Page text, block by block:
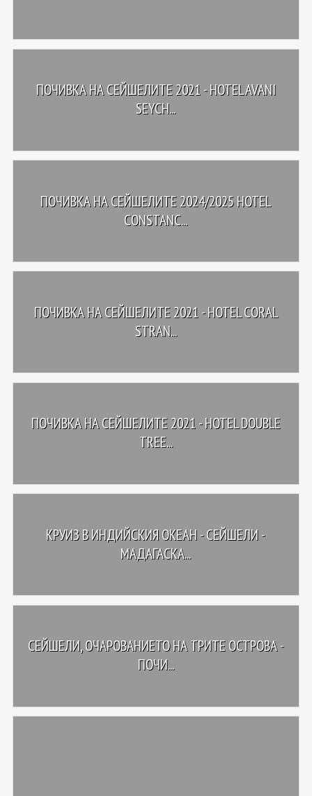
ПОЧИВКА НА СЕЙШЕЛИТЕ 2021 - HOTEL AVANI
SEYCH...
ПОЧИВКА НА СЕЙШЕЛИТЕ 2024/2025 HOTEL
CONSTANC...
ПОЧИВКА НА СЕЙШЕЛИТЕ 2021 - HOTEL CORAL
STRAN...
ПОЧИВКА НА СЕЙШЕЛИТЕ 2021 - HOTEL DOUBLE
TREE...
КРУИЗ В ИНДИЙСКИЯ ОКЕАН - СЕЙШЕЛИ -
МАДАГАСКА...
СЕЙШЕЛИ, ОЧАРОВАНИЕТО НА ТРИТЕ ОСТРОВА -
ПОЧИ...